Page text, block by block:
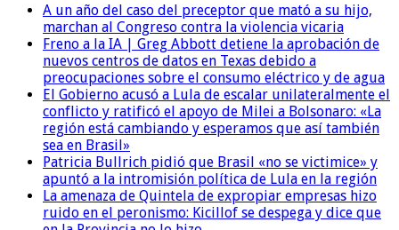
A un año del caso del preceptor que mató a su hijo,
marchan al Congreso contra la violencia vicaria
Freno a la IA | Greg Abbott detiene la aprobación de
nuevos centros de datos en Texas debido a
preocupaciones sobre el consumo eléctrico y de agua
El Gobierno acusó a Lula de escalar unilateralmente el
conflicto y ratificó el apoyo de Milei a Bolsonaro: «La
región está cambiando y esperamos que así también
sea en Brasil»
Patricia Bullrich pidió que Brasil «no se victimice» y
apuntó a la intromisión política de Lula en la región
La amenaza de Quintela de expropiar empresas hizo
ruido en el peronismo: Kicillof se despega y dice que